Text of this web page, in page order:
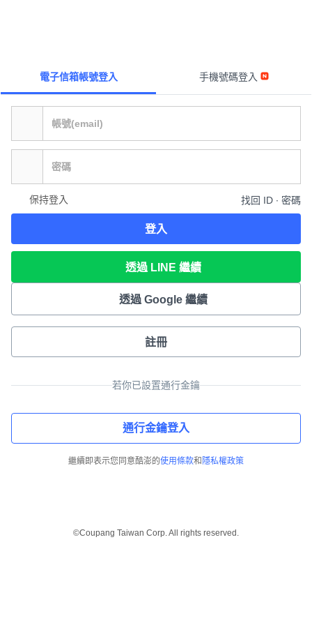
電子信箱帳號登入 手機號碼登入
保持登入 找回 ID ∙ 密碼
登入
透過 LINE 繼續
透過 Google 繼續
註冊
若你已設置通行金鑰
通行金鑰登入
繼續即表示您同意酷澎的使用條款和 隱私權政策
©Coupang Taiwan Corp. All rights reserved.